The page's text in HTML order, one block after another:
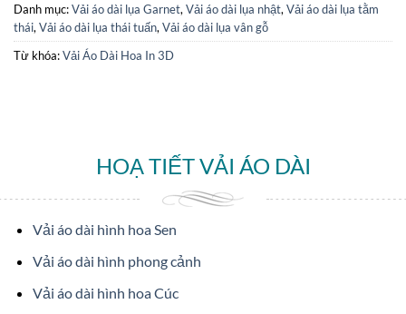
Danh mục:Vải áo dài lụa Garnet, Vải áo dài lụa nhật, Vải áo dài lụa tằm
thái, Vải áo dài lụa thái tuấn, Vải áo dài lụa vân gỗ
Từ khóa:Vải Áo Dài Hoa In 3D
HOẠ TIẾT VẢI ÁO DÀI
Vải áo dài hình hoa Sen
Vải áo dài hình phong cảnh
Vải áo dài hình hoa Cúc